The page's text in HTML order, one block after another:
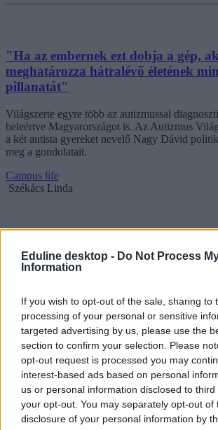
Eduline desktop - Do Not Process
Information
If you wish to opt-out of the sale, sharing to
processing of your personal or sensitive
targeted advertising by us, please use the
section to confirm your selection. Please
opt-out request is processed you may
interest-based ads based on personal
us or personal information disclosed to
your opt-out. You may separately opt-out of
disclosure of your personal information by
"Ha az embernek ezt dobja a gép,
meghatározza hátralévő életének
pillanatát"
Világszerte egyre több az autizmussal
beleértve Magyarországot is. Az Autizmus
a két autista gyereket nevelő Nagy Dávid
meg a gondolatait.
Campus life
Székács Linda